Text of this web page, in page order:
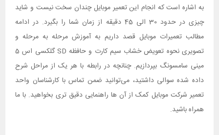
به اشاره است که انجام این تعمیر موبایل چندان سخت نیست و شاید
چیزی در حدود 30 الی 45 دقیقه از زمان شما را بگیرد. در ادامه
مطالب تعمیرات موبایل قصد داریم به آموزش مرحله به مرحله و
تصویری نحوه تعویض خشاب سیم کارت و حافظه SD گلکسی اس 5
مینی سامسونگ بپردازیم. چنانچه در رابطه با هر یک از مراحل شرح
داده شده سوالی داشتید، می‌توانید ضمن تماس با کارشناسان واحد
تعمیر شرکت موبایل کمک از آن ها راهنمایی دقیق تری بخواهید. با ما
همراه باشید.